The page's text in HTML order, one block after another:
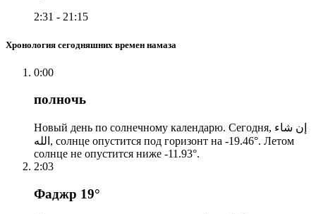
2:31 - 21:15
Хронология сегодняшних времен намаза
0:00
полночь
Новый день по солнечному календарю. Сегодня, إن شاء
الله, солнце опустится под горизонт на -19.46°. Летом
солнце не опустится ниже -11.93°.
2:03
Фаджр 19°